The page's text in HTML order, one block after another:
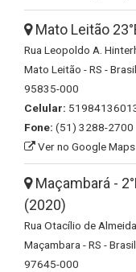
Mato Leitão
Rua Leopoldo A.
Mato Leitão - RS - Brasil
95835-000
Celular:
Fone: (51) 3288-2700
Ver no Google Maps
Maçambará -
(2020)
Rua Otacílio de
Maçambara - RS - Brasil
97645-000